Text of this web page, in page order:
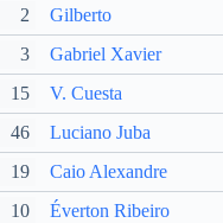
2 Gilberto
3 Gabriel Xavier
15 V. Cuesta
46 Luciano Juba
19 Caio Alexandre
10 Éverton Ribeiro